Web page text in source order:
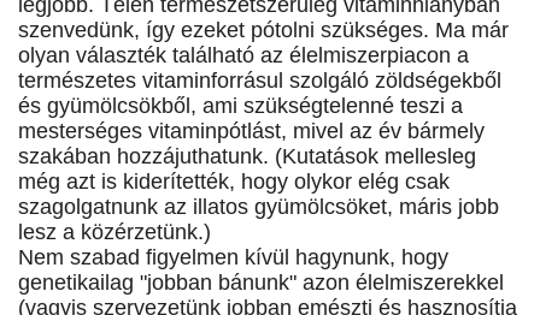
legjobb. Télen természetszerűleg vitaminhiányban
szenvedünk, így ezeket pótolni szükséges. Ma már
olyan választék található az élelmiszerpiacon a
természetes vitaminforrásul szolgáló zöldségekből
és gyümölcsökből, ami szükségtelenné teszi a
mesterséges vitaminpótlást, mivel az év bármely
szakában hozzájuthatunk. (Kutatások mellesleg
még azt is kiderítették, hogy olykor elég csak
szagolgatnunk az illatos gyümölcsöket, máris jobb
lesz a közérzetünk.)
Nem szabad figyelmen kívül hagynunk, hogy
genetikailag "jobban bánunk" azon élelmiszerekkel
(vagyis szervezetünk jobban emészti és hasznosítja